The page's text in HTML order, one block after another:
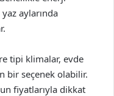
aylarında
tipi klimalar, evde
bir seçenek olabilir.
fiyatlarıyla dikkat